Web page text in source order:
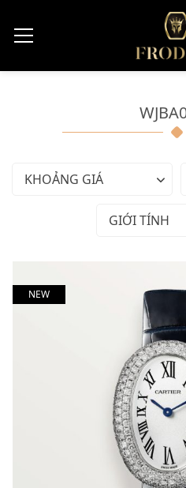
KHOẢNG GIÁ
GIỚI TÍNH
NEW